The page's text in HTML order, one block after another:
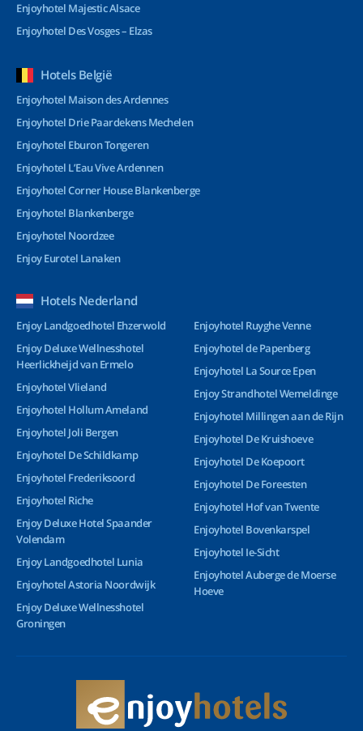
Enjoyhotel Majestic Alsace
Enjoyhotel Des Vosges – Elzas
Hotels België
Enjoyhotel Maison des Ardennes
Enjoyhotel Drie Paardekens Mechelen
Enjoyhotel Eburon Tongeren
Enjoyhotel L’Eau Vive Ardennen
Enjoyhotel Corner House Blankenberge
Enjoyhotel Blankenberge
Enjoyhotel Noordzee
Enjoy Eurotel Lanaken
Hotels Nederland
Enjoy Landgoedhotel Ehzerwold
Enjoy Deluxe Wellnesshotel
Heerlickheijd van Ermelo
Enjoyhotel Vlieland
Enjoyhotel Hollum Ameland
Enjoyhotel Joli Bergen
Enjoyhotel De Schildkamp
Enjoyhotel Frederiksoord
Enjoyhotel Riche
Enjoy Deluxe Hotel Spaander
Volendam
Enjoy Landgoedhotel Lunia
Enjoyhotel Astoria Noordwijk
Enjoy Deluxe Wellnesshotel
Groningen
Enjoyhotel Ruyghe Venne
Enjoyhotel de Papenberg
Enjoyhotel La Source Epen
Enjoy Strandhotel Wemeldinge
Enjoyhotel Millingen aan de Rijn
Enjoyhotel De Kruishoeve
Enjoyhotel De Koepoort
Enjoyhotel De Foreesten
Enjoyhotel Hof van Twente
Enjoyhotel Bovenkarspel
Enjoyhotel Ie-Sicht
Enjoyhotel Auberge de Moerse
Hoeve